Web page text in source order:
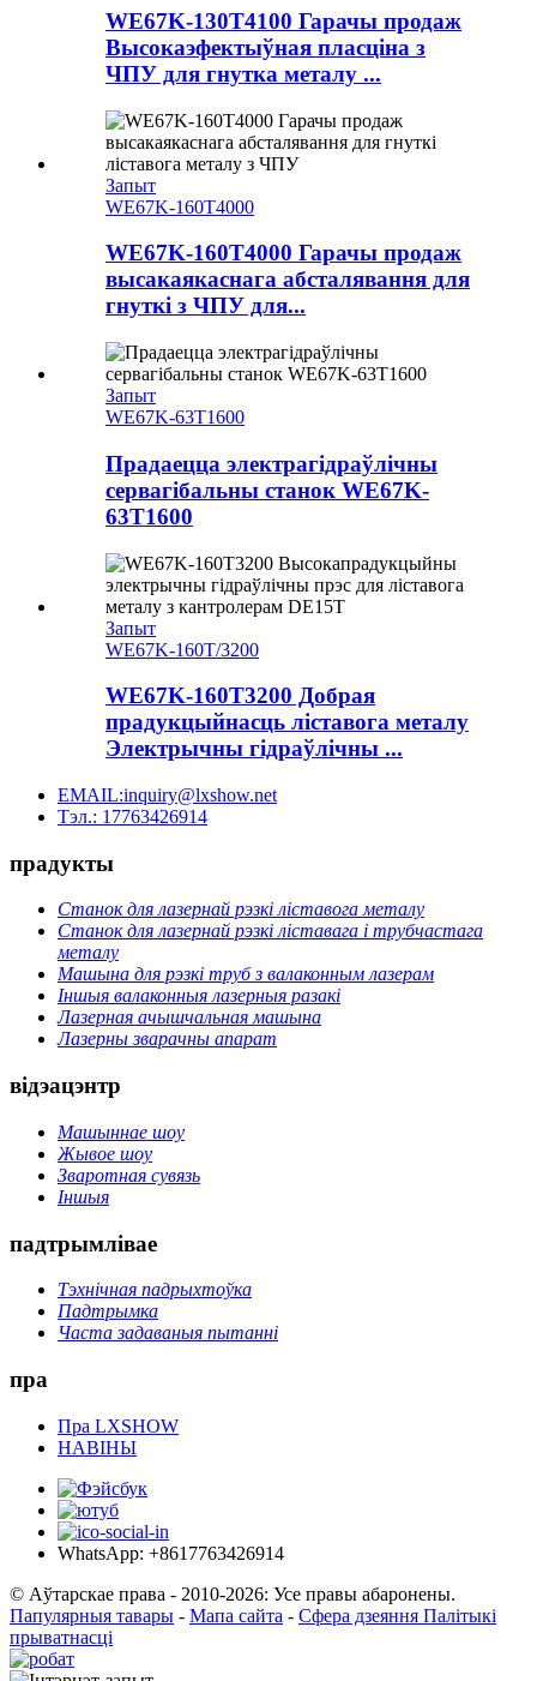
WE67K-130T4100 Гарачы продаж
Высокаэфектыўная пласціна з
ЧПУ для гнутка металу ...
Запыт
WE67K-160T4000
WE67K-160T4000 Гарачы продаж
высакаякаснага абсталявання для
гнуткі з ЧПУ для...
Запыт
WE67K-63T1600
Прадаецца электрагідраўлічны
сервагібальны станок WE67K-
63T1600
Запыт
WE67K-160T/3200
WE67K-160T3200 Добрая
прадукцыйнасць ліставога металу
Электрычны гідраўлічны ...
EMAIL:inquiry@lxshow.net
Тэл.: 17763426914
прадукты
Станок для лазернай рэзкі ліставога металу
Станок для лазернай рэзкі ліставага і трубчастага
металу
Машына для рэзкі труб з валаконным лазерам
Іншыя валаконныя лазерныя разакі
Лазерная ачышчальная машына
Лазерны зварачны апарат
відэацэнтр
Машыннае шоу
Жывое шоу
Зваротная сувязь
Іншыя
падтрымлівае
Тэхнічная падрыхтоўка
Падтрымка
Часта задаваныя пытанні
пра
Пра LXSHOW
НАВІНЫ
WhatsApp: +8617763426914
© Аўтарскае права - 2010-2026: Усе правы абаронены.
Папулярныя тавары - Мапа сайта - Сфера дзеяння Палітыкі
прыватнасці